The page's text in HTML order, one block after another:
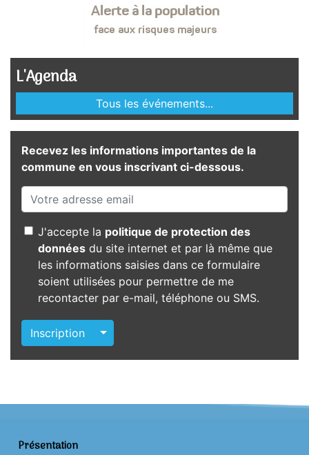
L'Agenda
Tous les événements...
Recevez les informations importantes de la
commune en vous inscrivant ci-dessous.
J'accepte la politique de protection des
données du site internet et par là même que
les informations saisies dans ce formulaire
soient utilisées pour permettre de me
recontacter par e-mail, téléphone ou SMS.
Inscription Autres actions
Présentation